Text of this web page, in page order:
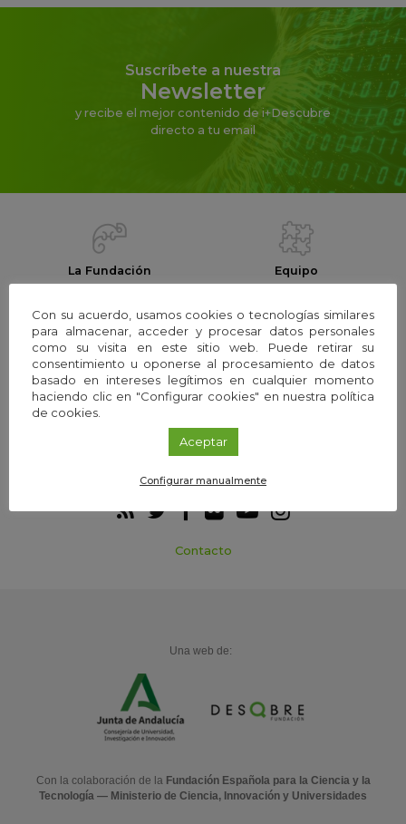
Suscríbete a nuestra
Newsletter
y recibe el mejor contenido de i+Descubre
directo a tu email
La Fundación Equipo
Webs temáticas Exploria Ciencia
Contacto
Una web de:
Con la colaboración de la Fundación Española para la Ciencia y la
Tecnología — Ministerio de Ciencia, Innovación y Universidades
Con su acuerdo, usamos cookies o tecnologías similares
para almacenar, acceder y procesar datos personales
como su visita en este sitio web. Puede retirar su
consentimiento u oponerse al procesamiento de datos
basado en intereses legítimos en cualquier momento
haciendo clic en "Configurar cookies" en nuestra política
de cookies.
Aceptar
Configurar manualmente